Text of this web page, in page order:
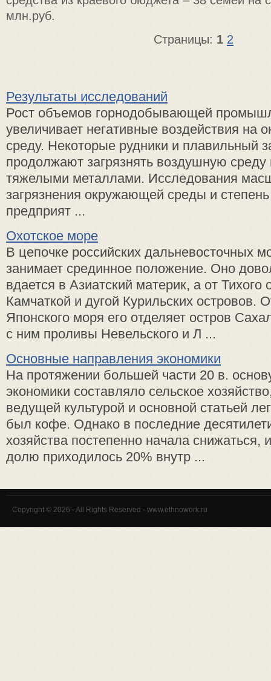
млн.руб.
Страницы: 1 2
Результаты исследований
Рост объемов горнодобывающей
увеличивает негативные воздействия на
среду. Некоторые рудники и плавильный
продолжают загрязнять воздушную среду
тяжелыми металлами. Исследования
загрязнения окружающей среды и
предприят ...
Охотское море
В цепочке российских дальневосточных
занимает срединное по­ложение. Оно
вдается в Азиатский материк, а от Тихого
Камчаткой и дугой Курильских островов.
Японского моря его отделяет остров
с ним проливы Невельского и Л ...
Основные направления экономики
На протяжении большей части 20 в.
экономики составляло сельское
ведущей культурой и основной статьей
был кофе. Однако в последние
хозяйства постепенно начала снижаться,
долю приходилось 20% внутр ...
Copyright © 2026 - All Rights Reserved - www.ethnowork.ru